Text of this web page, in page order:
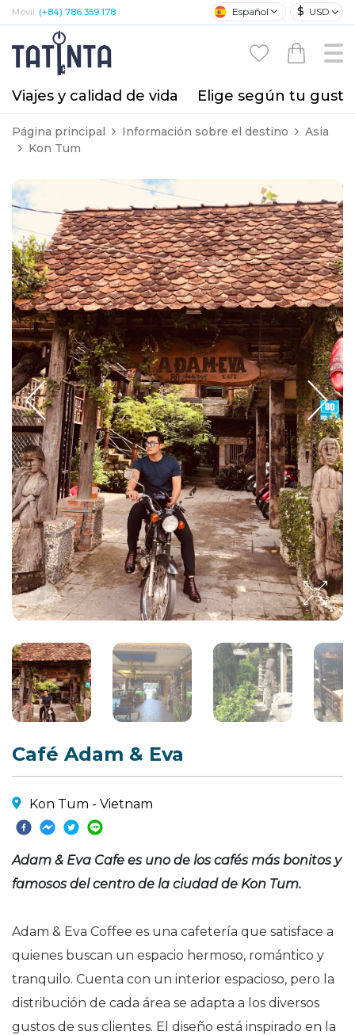
Móvil: (+84) 786 359 178 Español $ USD
Viajes y calidad de vida Elige según tu
Página principal Información sobre el destino
Asia
Kon Tum
Café Adam & Eva
Kon Tum - Vietnam
Adam & Eva Cafe es uno de los cafés más bonitos y
famosos del centro de la ciudad de Kon Tum.
Adam & Eva Coffee es una cafetería que satisface a
quienes buscan un espacio hermoso, romántico y
tranquilo. Cuenta con un interior espacioso, pero la
distribución de cada área se adapta a los diversos
gustos de sus clientes. El diseño está inspirado en la